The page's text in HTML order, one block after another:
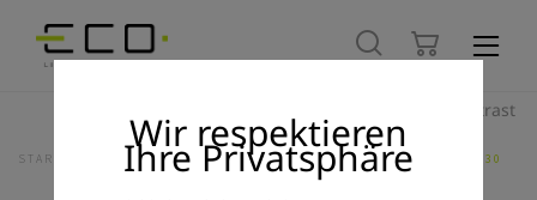
Hoher Kontrast
STARTSEITE LED-INNENLEUCHTEN LED-PANEL LP-EVEN-R-120X30
Wir respektieren
Ihre Privatsphäre